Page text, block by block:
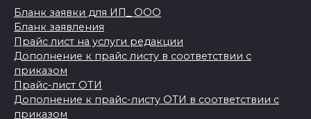
Бланк заявки для ИП_ ООО
Бланк заявления
Прайс лист на услуги редакции
Дополнение к прайс листу в соответствии с
приказом
Прайс-лист ОТИ
Дополнение к прайс-листу ОТИ в соответствии с
приказом